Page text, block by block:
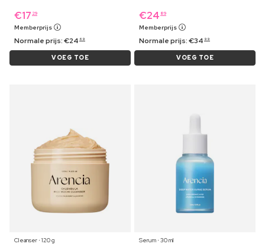
€17 29
Memberprijs
Normale prijs:€24 69
VOEG TOE
€24 89
Memberprijs
Normale prijs:€34 99
VOEG TOE
Cleanser ⋅ 120 g
Serum ⋅ 30 ml